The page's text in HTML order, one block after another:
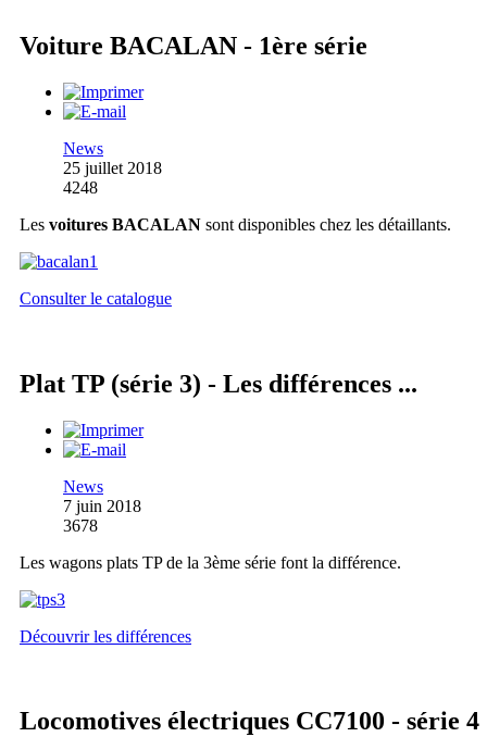
Voiture BACALAN - 1ère série
News
25 juillet 2018
4248
Les voitures BACALAN sont disponibles chez les détaillants.
Consulter le catalogue
Plat TP (série 3) - Les différences ...
News
7 juin 2018
3678
Les wagons plats TP de la 3ème série font la différence.
Découvrir les différences
Locomotives électriques CC7100 - série 4